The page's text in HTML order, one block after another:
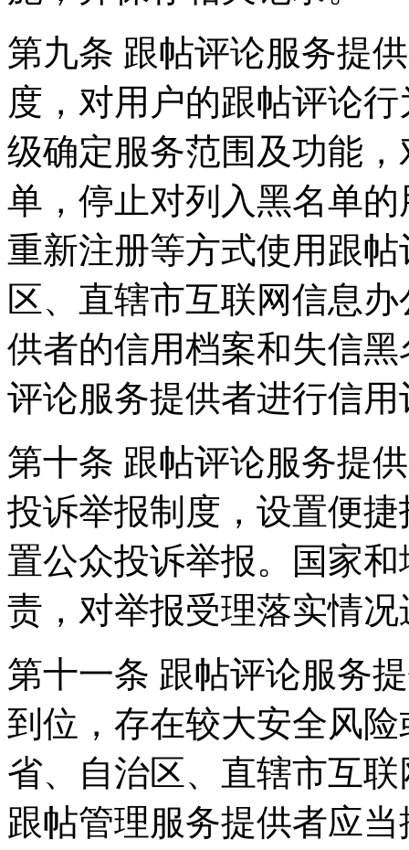
第九条 跟帖评论服务提
度，对用户的跟帖评论
级确定服务范围及功能
单，停止对列入黑名单
重新注册等方式使用跟
区、直辖市互联网信息
供者的信用档案和失信
评论服务提供者进行信用
第十条 跟帖评论服务提
投诉举报制度，设置便
置公众投诉举报。国家
责，对举报受理落实情
第十一条 跟帖评论服务
到位，存在较大安全风
省、自治区、直辖市互
跟帖管理服务提供者应